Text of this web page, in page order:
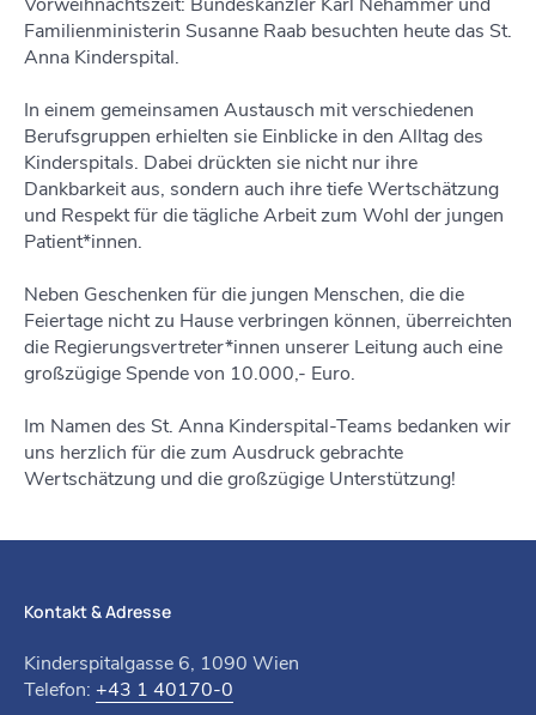
Familienministerin Susanne Raab besuchten heute das St.
Anna Kinderspital.
In einem gemeinsamen Austausch mit verschiedenen
Berufsgruppen erhielten sie Einblicke in den Alltag des
Kinderspitals. Dabei drückten sie nicht nur ihre
Dankbarkeit aus, sondern auch ihre tiefe Wertschätzung
und Respekt für die tägliche Arbeit zum Wohl der jungen
Patient*innen.
Neben Geschenken für die jungen Menschen, die die
Feiertage nicht zu Hause verbringen können, überreichten
die Regierungsvertreter*innen unserer Leitung auch eine
großzügige Spende von 10.000,- Euro.
Im Namen des St. Anna Kinderspital-Teams bedanken wir
uns herzlich für die zum Ausdruck gebrachte
Wertschätzung und die großzügige Unterstützung!
Kontakt & Adresse
Kinderspitalgasse 6, 1090 Wien
Telefon: +43 1 40170-0